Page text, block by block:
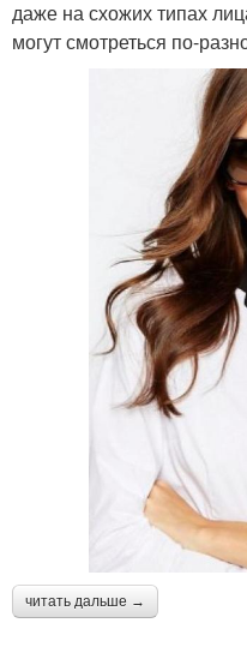
даже на схожих типах
могут смотреться по-
читать дальше →